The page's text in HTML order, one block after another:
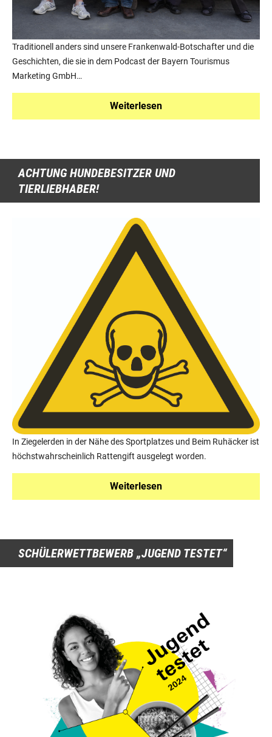
Traditionell anders sind unsere Frankenwald-Botschafter und die
Geschichten, die sie in dem Podcast der Bayern Tourismus
Marketing GmbH…
Weiterlesen
ACHTUNG HUNDEBESITZER UND
TIERLIEBHABER!
In Ziegelerden in der Nähe des Sportplatzes und Beim Ruhäcker ist
höchstwahrscheinlich Rattengift ausgelegt worden.
Weiterlesen
SCHÜLERWETTBEWERB „JUGEND TESTET“